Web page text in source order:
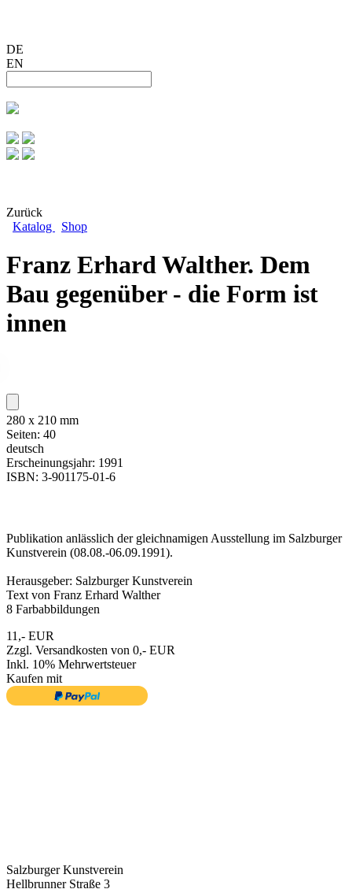
DE
EN
Zurück
Katalog
Shop
Franz Erhard Walther. Dem
Bau gegenüber - die Form ist
innen
280 x 210 mm
Seiten: 40
deutsch
Erscheinungsjahr: 1991
ISBN: 3-901175-01-6
Publikation anlässlich der gleichnamigen Ausstellung im Salzburger
Kunstverein (08.08.-06.09.1991).
Herausgeber: Salzburger Kunstverein
Text von Franz Erhard Walther
8 Farbabbildungen
11,- EUR
Zzgl. Versandkosten von 0,- EUR
Inkl. 10% Mehrwertsteuer
Kaufen mit
Salzburger Kunstverein
Hellbrunner Straße 3